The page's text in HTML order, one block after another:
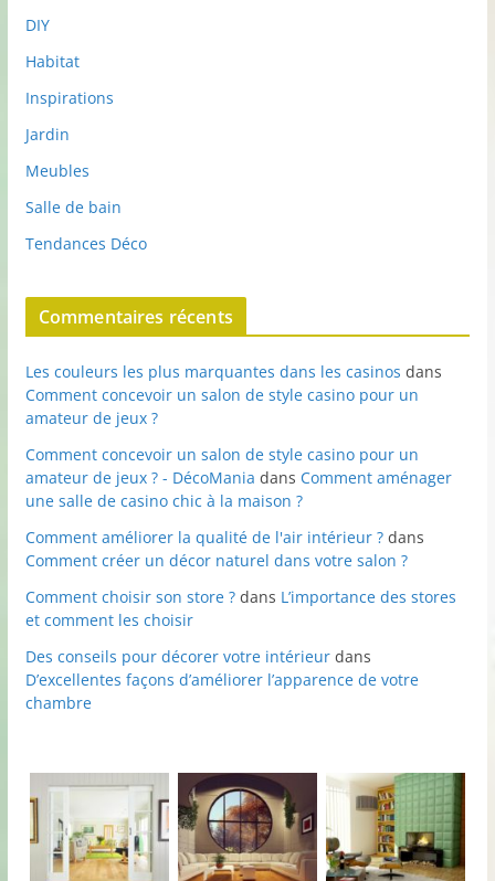
DIY
Habitat
Inspirations
Jardin
Meubles
Salle de bain
Tendances Déco
Commentaires récents
Les couleurs les plus marquantes dans les casinos dans
Comment concevoir un salon de style casino pour un
amateur de jeux ?
Comment concevoir un salon de style casino pour un
amateur de jeux ? - DécoMania dans Comment aménager
une salle de casino chic à la maison ?
Comment améliorer la qualité de l'air intérieur ?dans
Comment créer un décor naturel dans votre salon ?
Comment choisir son store ?dans L’importance des stores
et comment les choisir
Des conseils pour décorer votre intérieurdans
D’excellentes façons d’améliorer l’apparence de votre
chambre